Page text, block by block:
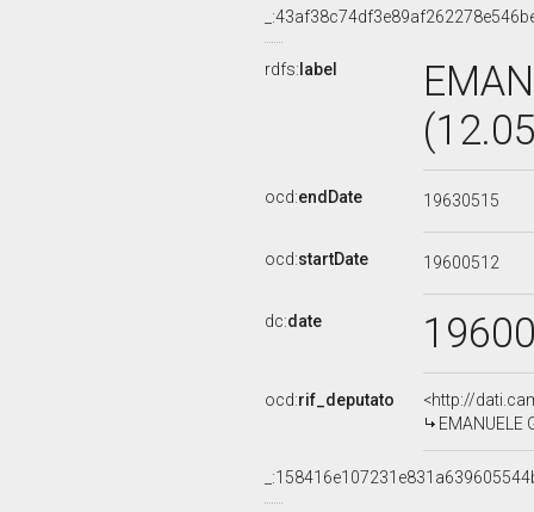
rdfs: label
ocd:endDate 19630515
ocd:startDate 19600512
dc:date
ocd:rif_deputato
<http://
EMANUELE